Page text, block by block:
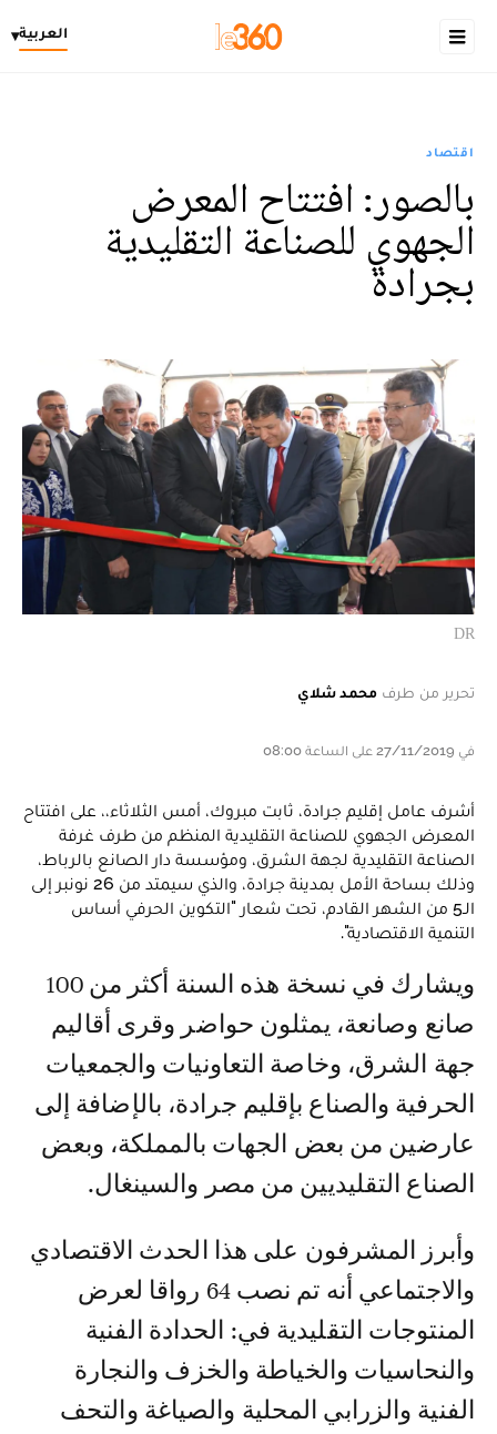
العربية▾
اقتصاد
بالصور: افتتاح المعرض
الجهوي للصناعة التقليدية
بجرادة
DR
تحرير من طرف محمد شلاي
في 27/11/2019 على الساعة 08:00
أشرف عامل إقليم جرادة، ثابت مبروك، أمس الثلاثاء،، على افتتاح
المعرض الجهوي للصناعة التقليدية المنظم من طرف غرفة
الصناعة التقليدية لجهة الشرق، ومؤسسة دار الصانع بالرباط،
وذلك بساحة الأمل بمدينة جرادة، والذي سيمتد من 26 نونبر إلى
الـ5 من الشهر القادم، تحت شعار "التكوين الحرفي أساس
التنمية الاقتصادية".
ويشارك في نسخة هذه السنة أكثر من 100
صانع وصانعة، يمثلون حواضر وقرى أقاليم
جهة الشرق، وخاصة التعاونيات والجمعيات
الحرفية والصناع بإقليم جرادة، بالإضافة إلى
عارضين من بعض الجهات بالمملكة، وبعض
الصناع التقليديين من مصر والسينغال.
وأبرز المشرفون على هذا الحدث الاقتصادي
والاجتماعي أنه تم نصب 64 رواقا لعرض
المنتوجات التقليدية في: الحدادة الفنية
والنحاسيات والخياطة والخزف والنجارة
الفنية والزرابي المحلية والصياغة والتحف